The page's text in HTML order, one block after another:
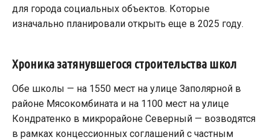
для города социальных объектов. Которые
изначально планировали открыть еще в 2025 году.
Хроника затянувшегося строительства школ
Обе школы — на 1550 мест на улице Заполярной в
районе Мясокомбината и на 1100 мест на улице
Кондратенко в микрорайоне Северный — возводятся
в рамках концессионных соглашений с частным